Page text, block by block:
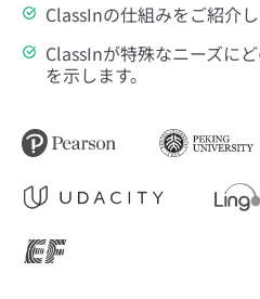
ClassInの仕組みをご紹介し
ClassInが特殊なニーズに
を示します。